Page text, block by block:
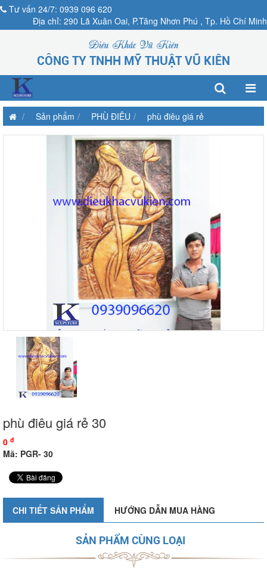
Tư vấn 24/7: 0939 096 620
Địa chỉ: 290 Lã Xuân Oai, P.Tăng Nhơn Phú , Tp. Hồ Chí Minh
Điêu Khắc Vũ Kiên
CÔNG TY TNHH MỸ THUẬT VŨ KIÊN
Sản phẩm PHÙ ĐIÊU phù điêu giá rẻ
phù điêu giá rẻ 30
0 đ
Mã: PGR- 30
CHI TIẾT SẢN PHẨM HƯỚNG DẪN MUA HÀNG
SẢN PHẨM CÙNG LOẠI